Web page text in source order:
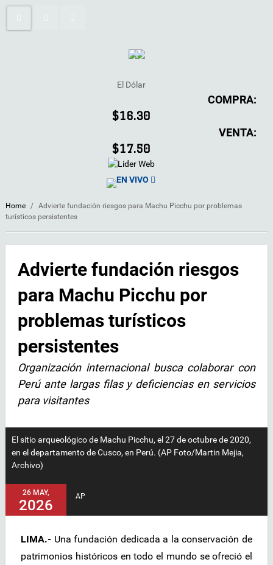
El Dólar
COMPRA:
$16.30
VENTA:
$17.50
EN VIVO
Home / Advierte fundación riesgos para Machu Picchu por problemas
turísticos persistentes
Advierte fundación riesgos
para Machu Picchu por
problemas turísticos
persistentes
Organización internacional busca colaborar con
Perú ante largas filas y deficiencias en servicios
para visitantes
El sitio arqueológico de Machu Picchu, el 27 de octubre de 2020,
en el departamento de Cusco, en Perú. (AP Foto/Martin Mejia,
Archivo)
26 MAY,
2026
AP
LIMA.- Una fundación dedicada a la conservación de
patrimonios históricos en todo el mundo se ofreció el